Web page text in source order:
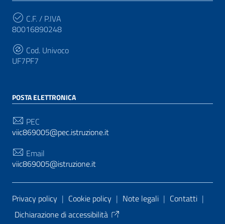
C.F. / P.IVA
80016890248
Cod. Univoco
UF7PF7
POSTA ELETTRONICA
PEC
viic869005@pec.istruzione.it
Email
viic869005@istruzione.it
Sezione Link Utili
Privacy policy | Cookie policy | Note legali | Contatti |
Dichiarazione di accessibilità